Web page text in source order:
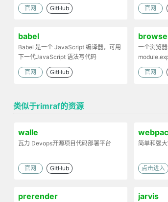
官网 GitHub 官网
babel
Babel 是一个 JavaScript 编译器，可用
下一代JavaScript 语法写代码
官网 GitHub
一个浏览
出
依赖，将模
官网
类似于rimraf的资源
walle
瓦力 Devops开源项目代码部署平台
官网 GitHub
简单和强
点击进入
prerender jarvis